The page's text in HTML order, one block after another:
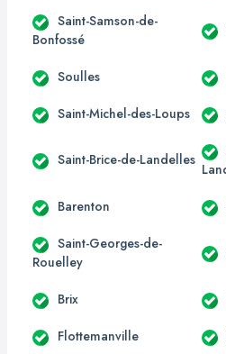
Saint-Samson-de-
Bonfossé
Soulles
Saint-Michel-des-Loups
Saint-Brice-de-Landelles
Barenton
Saint-Georges-de-
Rouelley
Brix
Flottemanville